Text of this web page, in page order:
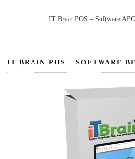
IT Brain POS – Software
IT BRAIN POS – SOFTWARE